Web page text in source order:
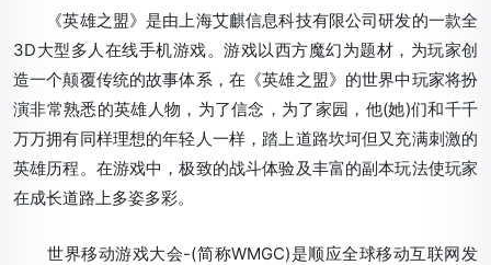
《英雄之盟》是由上海艾麒信息科技有限公司研发的一款全
3D大型多人在线手机游戏。游戏以西方魔幻为题材，为玩家创
造一个颠覆传统的故事体系，在《英雄之盟》的世界中玩家将扮
演非常熟悉的英雄人物，为了信念，为了家园，他(她)们和千千
万万拥有同样理想的年轻人一样，踏上道路坎坷但又充满刺激的
英雄历程。在游戏中，极致的战斗体验及丰富的副本玩法使玩家
在成长道路上多姿多彩。
世界移动游戏大会-(简称WMGC)是顺应全球移动互联网发